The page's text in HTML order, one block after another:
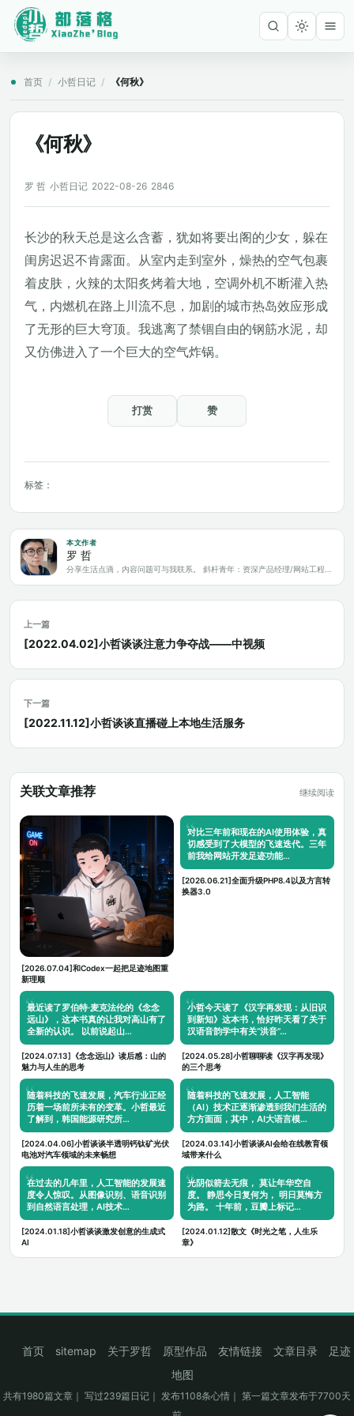
首页 / 小哲日记 / 《何秋》
《何秋》
罗 哲 小哲日记 2022-08-26 2846
长沙的秋天总是这么含蓄，犹如将要出阁的少女，躲在
闺房迟迟不肯露面。从室内走到室外，燥热的空气包裹
着皮肤，火辣的太阳炙烤着大地，空调外机不断灌入热
气，内燃机在路上川流不息，加剧的城市热岛效应形成
了无形的巨大穹顶。我逃离了禁锢自由的钢筋水泥，却
又仿佛进入了一个巨大的空气炸锅。
打赏 赞
标签：
本文作者
罗 哲
上一篇
[2022.04.02]小哲谈谈注意力争夺战——中视频
下一篇
[2022.11.12]小哲谈谈直播碰上本地生活服务
关联文章推荐 继续阅读
[2026.07.04]和Codex一起把足迹地图重
新理顺
对比三年前和现在的AI使用体验，真
切感受到了大模型的飞速迭代。三年
前我给网站开发足迹功能…
[2026.06.21]全面升级PHP8.4以及方言转
换器3.0
最近读了罗伯特·麦克法伦的《念念
远山》，这本书真的让我对高山有了
全新的认识。 以前说起山…
[2024.07.13]《念念远山》读后感：山的
魅力与人生的思考
小哲今天读了《汉字再发现：从旧识
到新知》这本书，恰好昨天看了关于
汉语音韵学中有关“洪音”…
[2024.05.28]小哲聊聊读《汉字再发现》
的三个思考
随着科技的飞速发展，汽车行业正经
历着一场前所未有的变革。小哲最近
了解到，韩国能源研究所…
[2024.04.06]小哲谈谈半透明钙钛矿光伏
电池对汽车领域的未来畅想
随着科技的飞速发展，人工智能
（AI）技术正逐渐渗透到我们生活的
方方面面，其中，AI大语言模…
[2024.03.14]小哲谈谈AI会给在线教育领
域带来什么
在过去的几年里，人工智能的发展速
度令人惊叹。从图像识别、语音识别
到自然语言处理，AI技术…
[2024.01.18]小哲谈谈激发创意的生成式
AI
光阴似箭去无痕， 莫让年华空自
度。 静思今日复何为， 明日莫悔方
为路。 十年前，豆瓣上标记…
[2024.01.12]散文《时光之笔，人生乐
章》
首页 sitemap 关于罗哲 原型作品 友情链接 文章目录
足迹
地图
共有1980篇文章｜ 写过239篇日记｜ 发布1108条心情｜ 第一篇文章发布于7700天